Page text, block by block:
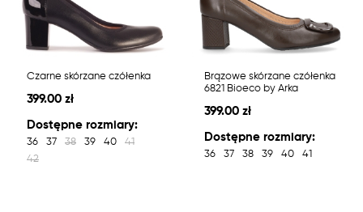
Czarne skórzane czółenka
399.00 zł
Dostępne rozmiary:
36 37 38 39 40
41
42
Brązowe skórzane czółenka
6821 Bioeco by Arka
399.00 zł
Dostępne rozmiary:
36 37 38 39 40 41